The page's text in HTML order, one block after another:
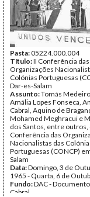
Pasta:05224.000.004
Título:II Conferência das
Organizações
Colónias Portuguesas
Dar-es-Salam
Assunto:Tomás
Amália Lopes Fonseca,
Cabral, Aquino de
Mohamed Meghracui e
dos Santos, entre outros,
Conferência das
Nacionalistas das
Portuguesas (CONCP)
Salam
Data:Domingo, 3 de
1965 - Quarta, 6 de
Fundo:DAC -
Cabral